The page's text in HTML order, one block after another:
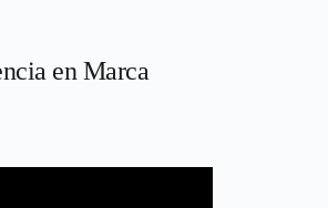
en Marca